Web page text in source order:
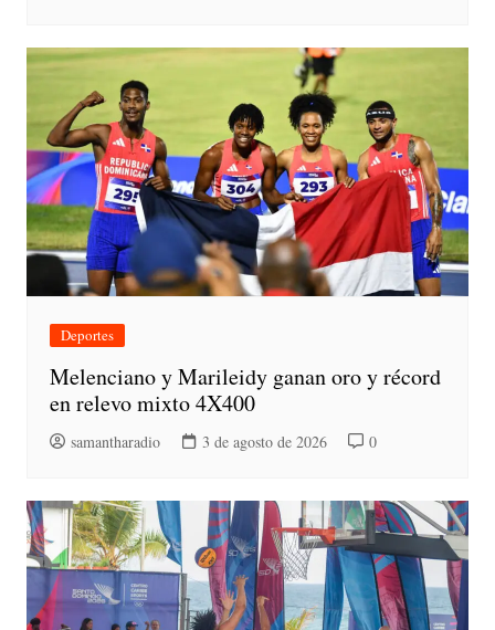
Deportes
Melenciano y Marileidy ganan oro y récord
en relevo mixto 4X400
samantharadio 3 de agosto de 2026 0